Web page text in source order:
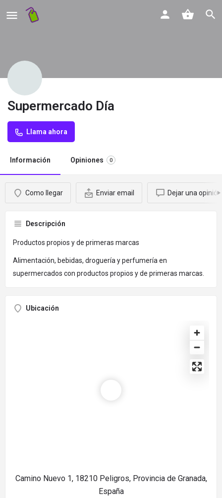
Supermercado Día
Llama ahora
Información Opiniones 0
Como llegar Enviar email Dejar una opinión
Descripción
Productos propios y de primeras marcas
Alimentación, bebidas, droguería y perfumería en
supermercados con productos propios y de primeras marcas.
Ubicación
Camino Nuevo 1, 18210 Peligros, Provincia de Granada,
España